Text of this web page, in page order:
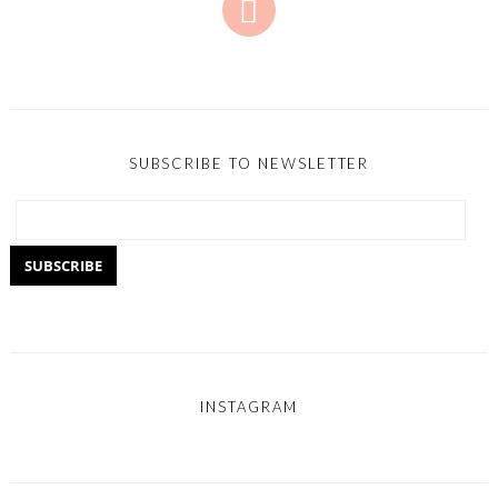
SUBSCRIBE TO NEWSLETTER
INSTAGRAM